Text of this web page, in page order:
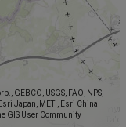
GEBCO, USGS, FAO, NPS,
Japan, METI, Esri China
GIS User Community